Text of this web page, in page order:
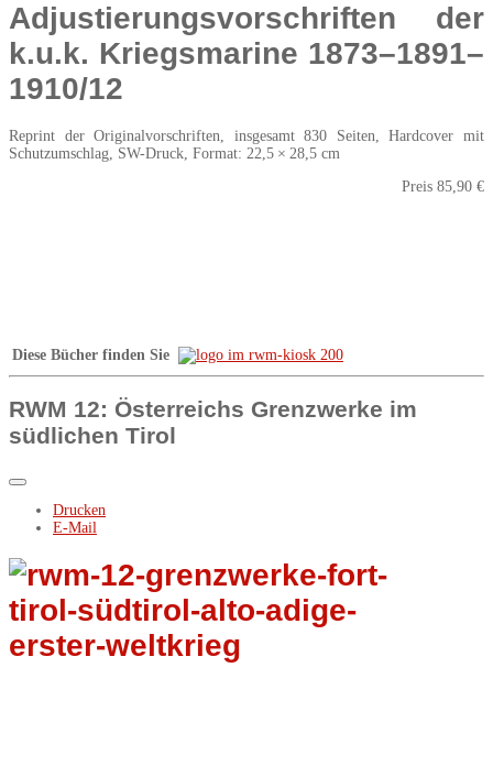
Adjustierungsvorschriften der
k.u.k. Kriegsmarine 1873–1891–
1910/12
Reprint der Originalvorschriften, insgesamt 830 Seiten, Hardcover mit
Schutzumschlag, SW-Druck, Format: 22,5 × 28,5 cm
Preis 85,90 €
Diese Bücher finden Sie
RWM 12: Österreichs Grenzwerke im
südlichen Tirol
Drucken
E-Mail